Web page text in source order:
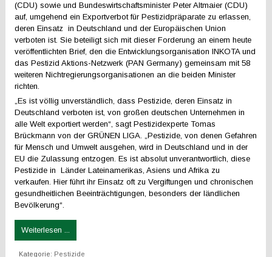
(CDU) sowie und Bundeswirtschaftsminister Peter Altmaier (CDU)
auf, umgehend ein Exportverbot für Pestizidpräparate zu erlassen,
deren Einsatz in Deutschland und der Europäischen Union
verboten ist. Sie beteiligt sich mit dieser Forderung an einem heute
veröffentlichten Brief, den die Entwicklungsorganisation INKOTA und
das Pestizid Aktions-Netzwerk (PAN Germany) gemeinsam mit 58
weiteren Nichtregierungsorganisationen an die beiden Minister
richten.
„Es ist völlig unverständlich, dass Pestizide, deren Einsatz in
Deutschland verboten ist, von großen deutschen Unternehmen in
alle Welt exportiert werden“, sagt Pestizidexperte Tomas
Brückmann von der GRÜNEN LIGA. „Pestizide, von denen Gefahren
für Mensch und Umwelt ausgehen, wird in Deutschland und in der
EU die Zulassung entzogen. Es ist absolut unverantwortlich, diese
Pestizide in Länder Lateinamerikas, Asiens und Afrika zu
verkaufen. Hier führt ihr Einsatz oft zu Vergiftungen und chronischen
gesundheitlichen Beeinträchtigungen, besonders der ländlichen
Bevölkerung“.
Weiterlesen ...
Kategorie: Pestizide